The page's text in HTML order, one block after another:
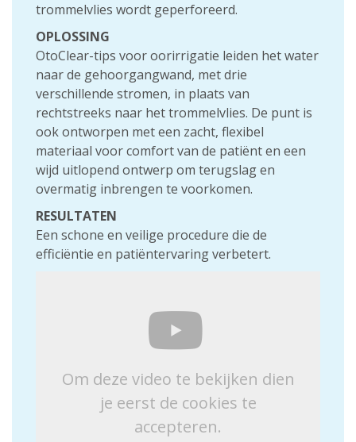
trommelvlies wordt geperforeerd.
OPLOSSING
OtoClear-tips voor oorirrigatie leiden het water
naar de gehoorgangwand, met drie
verschillende stromen, in plaats van
rechtstreeks naar het trommelvlies. De punt is
ook ontworpen met een zacht, flexibel
materiaal voor comfort van de patiënt en een
wijd uitlopend ontwerp om terugslag en
overmatig inbrengen te voorkomen.
RESULTATEN
Een schone en veilige procedure die de
efficiëntie en patiëntervaring verbetert.
Om deze video te bekijken dien
je eerst de cookies te
accepteren.